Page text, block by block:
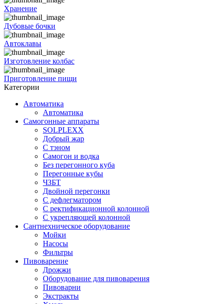
Хранение
Дубовые бочки
Автоклавы
Изготовление колбас
Приготовление пищи
Категории
Автоматика
Автоматика
Самогонные аппараты
SOLPLEXX
Добрый жар
С тэном
Самогон и водка
Без перегонного куба
Перегонные кубы
ЧЗБТ
Двойной перегонки
С дефлегматором
С ректификационной колонной
С укрепляющей колонной
Сантнехническое оборудование
Мойки
Насосы
Фильтры
Пивоварение
Дрожжи
Оборудование для пивоварения
Пивоварни
Экстракты